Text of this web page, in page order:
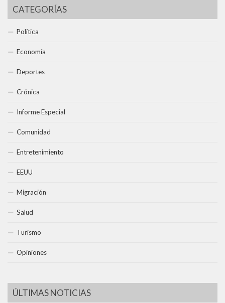
CATEGORÍAS
Política
Economía
Deportes
Crónica
Informe Especial
Comunidad
Entretenimiento
EEUU
Migración
Salud
Turismo
Opiniones
ÚLTIMAS NOTICIAS